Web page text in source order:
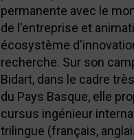
permanente avec le
de l'entreprise et
écosystème
recherche. Sur son
Bidart, dans le cadre très
du Pays Basque, elle
cursus ingénieur
trilingue (français,